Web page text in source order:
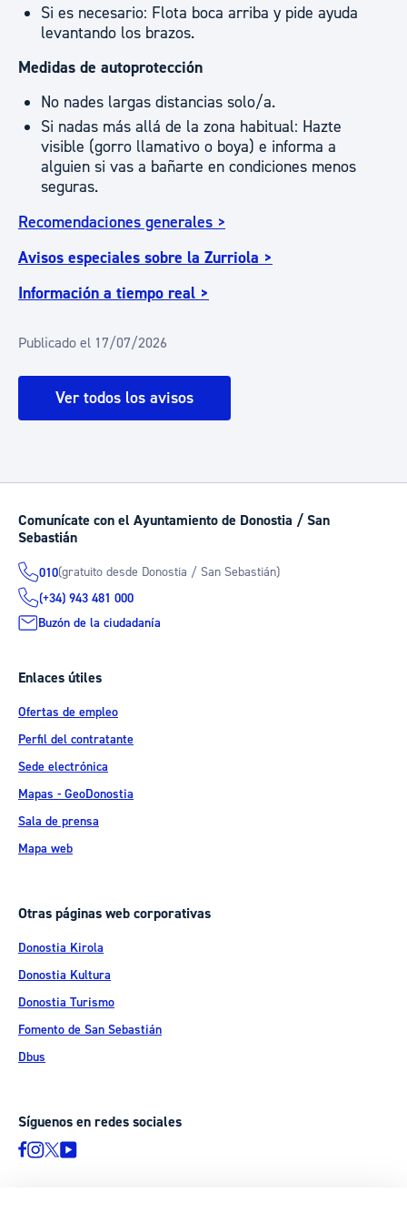
Si es necesario: Flota boca arriba y pide ayuda
levantando los brazos.
Medidas de autoprotección
No nades largas distancias solo/a.
Si nadas más allá de la zona habitual: Hazte
visible (gorro llamativo o boya) e informa a
alguien si vas a bañarte en condiciones menos
seguras.
Recomendaciones generales >
Avisos especiales sobre la Zurriola >
Información a tiempo real >
Publicado el 17/07/2026
Ver todos los avisos
Comunícate con el Ayuntamiento de Donostia / San
Sebastián
010(gratuito desde Donostia / San Sebastián)
(+34) 943 481 000
Buzón de la ciudadanía
Enlaces útiles
Ofertas de empleo
Perfil del contratante
Sede electrónica
Mapas - GeoDonostia
Sala de prensa
Mapa web
Otras páginas web corporativas
Donostia Kirola
Donostia Kultura
Donostia Turismo
Fomento de San Sebastián
Dbus
Síguenos en redes sociales